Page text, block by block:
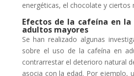
energéticas, el chocolate y ciertos
Efectos de la cafeína en
adultos mayores
Se han realizado algunas
sobre el uso de la cafeína en
contrarrestar el deterioro natural
asocia con la edad. Por ejemplo,